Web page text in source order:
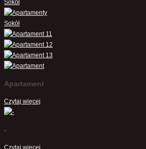
Apartament
Czytaj więcej
-
Czytaj więcej